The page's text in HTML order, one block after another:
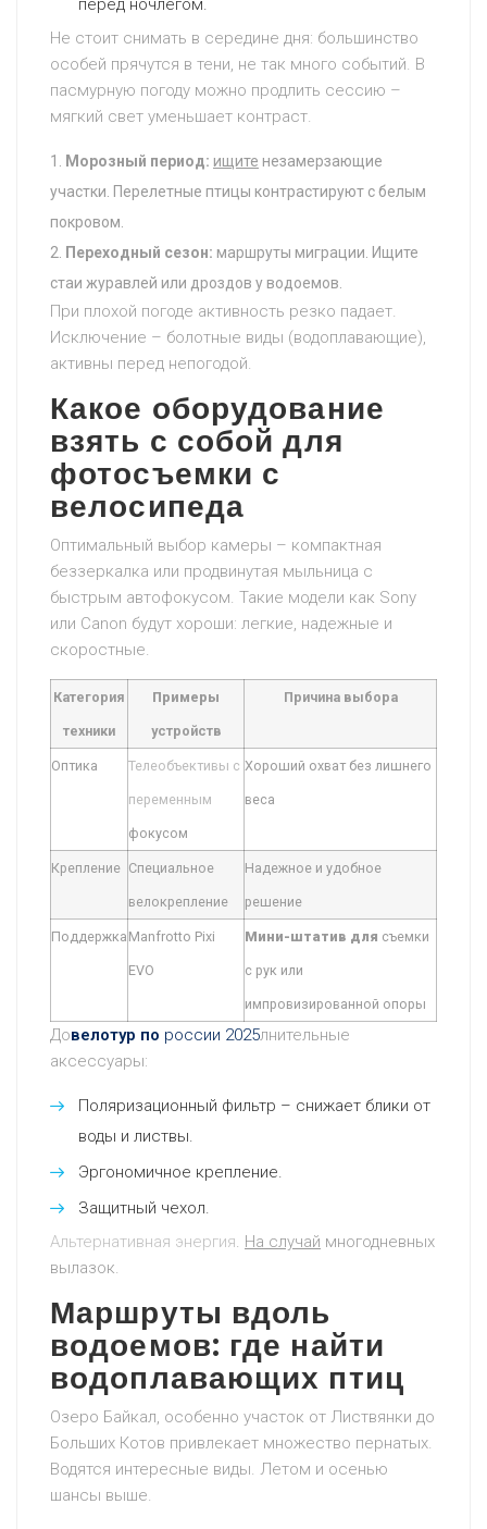
перед ночлегом.
Не стоит снимать в середине дня: большинство
особей прячутся в тени, не так много событий. В
пасмурную погоду можно продлить сессию –
мягкий свет уменьшает контраст.
Морозный период: ищите незамерзающие
участки. Перелетные птицы контрастируют с белым
покровом.
Переходный сезон: маршруты миграции. Ищите
стаи журавлей или дроздов у водоемов.
При плохой погоде активность резко падает.
Исключение – болотные виды (водоплавающие),
активны перед непогодой.
Какое оборудование
взять с собой для
фотосъемки с
велосипеда
Оптимальный выбор камеры – компактная
беззеркалка или продвинутая мыльница с
быстрым автофокусом. Такие модели как Sony
или Canon будут хороши: легкие, надежные и
скоростные.
Категория
техники
Примеры
устройств
Причина выбора
Оптика Телеобъективы с
переменным
фокусом
Хороший охват без лишнего
веса
Крепление Специальное
велокрепление
Надежное и удобное
решение
Поддержка Manfrotto Pixi
EVO
Мини-штатив для съемки
с рук или
импровизированной опоры
Довелотур по россии 2025лнительные
аксессуары:
Поляризационный фильтр – снижает блики от
воды и листвы.
Эргономичное крепление.
Защитный чехол.
Альтернативная энергия. На случай многодневных
вылазок.
Маршруты вдоль
водоемов: где найти
водоплавающих птиц
Озеро Байкал, особенно участок от Листвянки до
Больших Котов привлекает множество пернатых.
Водятся интересные виды. Летом и осенью
шансы выше.